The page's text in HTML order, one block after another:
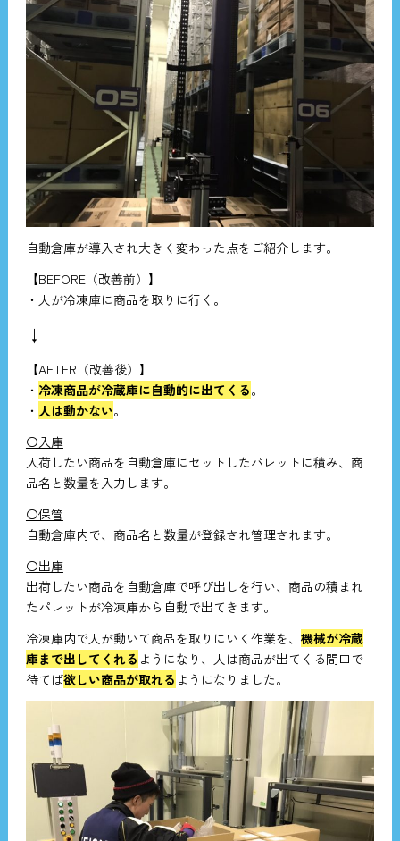
自動倉庫が導入され大きく変わった点をご紹介します。
【BEFORE（改善前）】
・人が冷凍庫に商品を取りに行く。
↓
【AFTER（改善後）】
・ 冷凍商品が冷蔵庫に自動的に出てくる。
・ 人は動かない。
〇入庫
入荷したい商品を自動倉庫にセットしたパレットに積み、商
品名と数量を入力します。
〇保管
自動倉庫内で、商品名と数量が登録され管理されます。
〇出庫
出荷したい商品を自動倉庫で呼び出しを行い、商品の積まれ
たパレットが冷凍庫から自動で出てきます。
冷凍庫内で人が動いて商品を取りにいく作業を、 機械が冷蔵
庫まで出してくれる ようになり、人は商品が出てくる間口で
待てば欲しい商品が取れる ようになりました。